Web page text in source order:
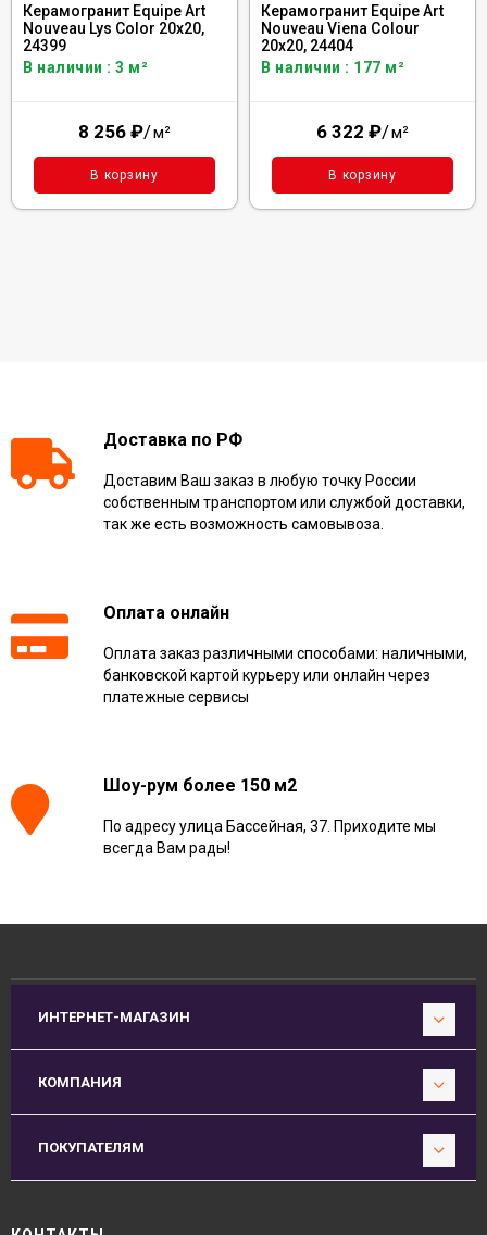
Керамогранит Equipe Art
Nouveau Lys Color 20x20,
24399
В наличии : 3 м²
8 256 ₽/м²
В корзину
Керамогранит Equipe Art
Nouveau Viena Colour
20x20, 24404
В наличии : 177 м²
6 322 ₽/м²
В корзину
Доставка по РФ
Доставим Ваш заказ в любую точку России
собственным транспортом или службой доставки,
так же есть возможность самовывоза.
Оплата онлайн
Оплата заказ различными способами: наличными,
банковской картой курьеру или онлайн через
платежные сервисы
Шоу-рум более 150 м2
По адресу улица Бассейная, 37. Приходите мы
всегда Вам рады!
ИНТЕРНЕТ-МАГАЗИН
КОМПАНИЯ
ПОКУПАТЕЛЯМ